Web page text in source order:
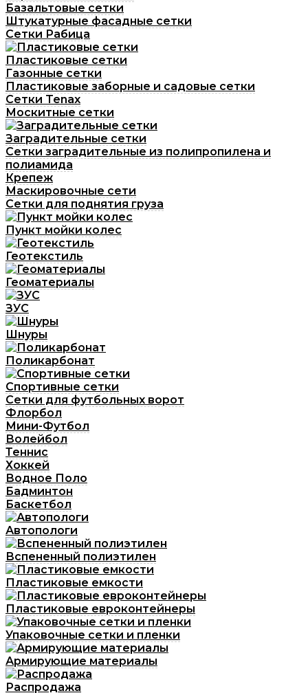
Базальтовые сетки
Штукатурные фасадные сетки
Сетки Рабица
Пластиковые сетки
Газонные сетки
Пластиковые заборные и садовые сетки
Сетки Tenax
Москитные сетки
Заградительные сетки
Сетки заградительные из полипропилена и
полиамида
Крепеж
Маскировочные сети
Сетки для поднятия груза
Пункт мойки колес
Геотекстиль
Геоматериалы
ЗУС
Шнуры
Поликарбонат
Спортивные сетки
Сетки для футбольных ворот
Флорбол
Мини-Футбол
Волейбол
Теннис
Хоккей
Водное Поло
Бадминтон
Баскетбол
Автопологи
Вспененный полиэтилен
Пластиковые емкости
Пластиковые евроконтейнеры
Упаковочные сетки и пленки
Армирующие материалы
Распродажа